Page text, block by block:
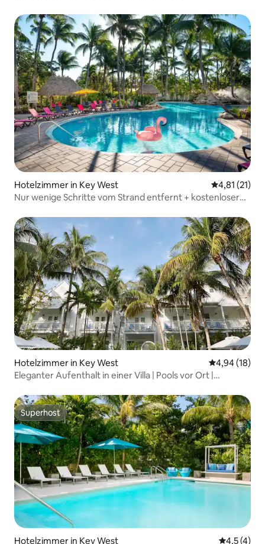
Hotelzimmer in Key West
4,81 (21)
Nur wenige Schritte vom Strand entfernt + kostenloser
Hotelzimmer in Key West
4,94 (18)
Eleganter Aufenthalt in einer Villa | Pools vor Ort |
Superhost
Superhost
Hotelzimmer in Key West
4,5 (4)